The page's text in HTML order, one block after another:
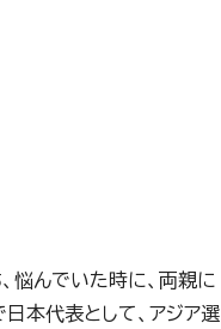
悩んでいた時に、両親に
本代表として、アジア選